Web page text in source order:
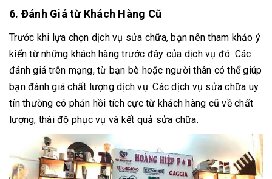
6. Đánh Giá từ Khách Hàng Cũ
Trước khi lựa chọn dịch vụ sửa chữa, bạn nên tham khảo ý
kiến từ những khách hàng trước đây của dịch vụ đó. Các
đánh giá trên mạng, từ bạn bè hoặc người thân có thể giúp
bạn đánh giá chất lượng dịch vụ. Các dịch vụ sửa chữa uy
tín thường có phản hồi tích cực từ khách hàng cũ về chất
lượng, thái độ phục vụ và kết quả sửa chữa.